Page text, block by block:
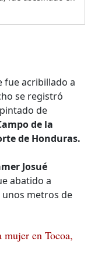
fue acribillado a
se registró
de
de la
de Honduras.
Josué
abatido a
unos metros de
mujer en Tocoa,